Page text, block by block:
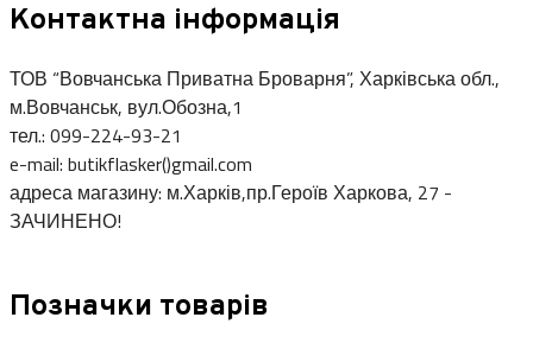
Контактна інформація
ТОВ “Вовчанська Приватна Броварня”, Харківська обл.,
м.Вовчанськ, вул.Обозна,1
тел.: 099-224-93-21
e-mail: butikflasker()gmail.com
адреса магазину: м.Харків,пр.Героїв Харкова, 27 -
ЗАЧИНЕНО!
Позначки товарів